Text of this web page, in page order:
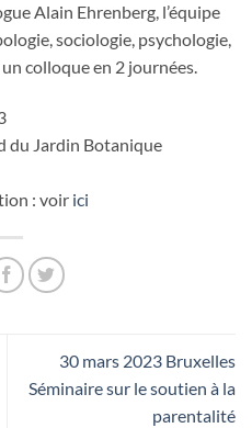
Alain Ehrenberg, l’équipe
sociologie, psychologie,
colloque en 2 journées.
du Jardin Botanique
: voir ici
30 mars 2023 Bruxelles
Séminaire sur le soutien à la
parentalité